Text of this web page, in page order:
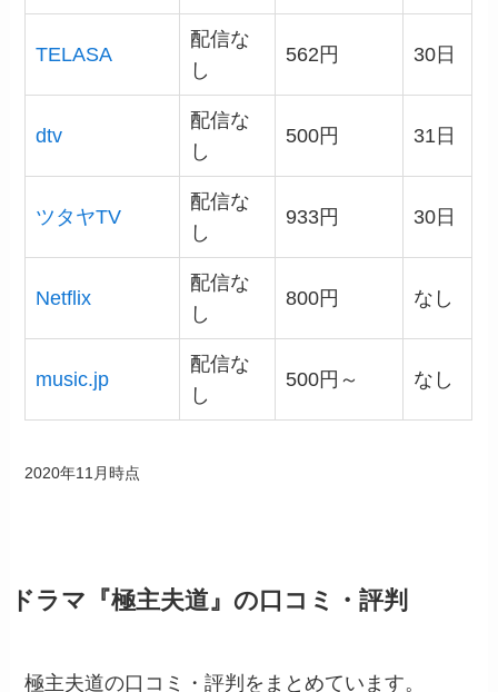
TELASA
配信な
し
562円 30日
dtv
配信な
し
500円 31日
ツタヤTV
配信な
し
933円 30日
Netflix
配信な
し
800円 なし
music.jp
配信な
し
500円～ なし
2020年11月時点
ドラマ『極主夫道』の口コミ・評判
極主夫道の口コミ・評判をまとめています。